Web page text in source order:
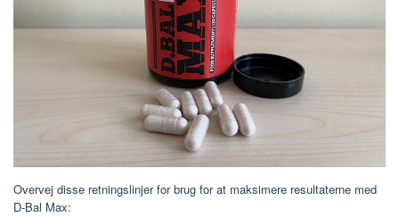
Overvej disse retningslinjer for brug for at maksimere resultaterne med
D-Bal Max: